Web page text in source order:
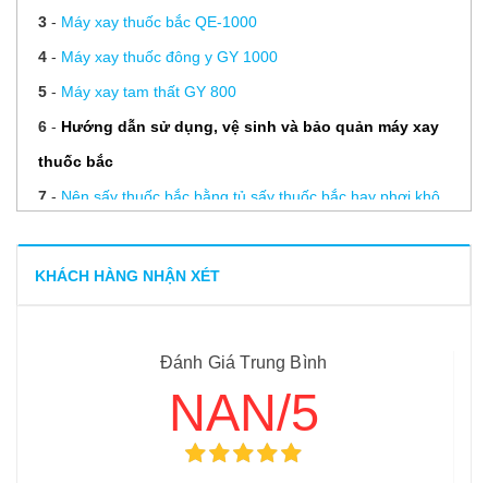
3- Máy xay thuốc bắc QE-1000
4- Máy xay thuốc đông y GY 1000
5- Máy xay tam thất GY 800
6- Hướng dẫn sử dụng, vệ sinh và bảo quản máy xay
thuốc bắc
7- Nên sấy thuốc bắc bằng tủ sấy thuốc bắc hay phơi khô
KHÁCH HÀNG NHẬN XÉT
Đánh Giá Trung Bình
NAN/5